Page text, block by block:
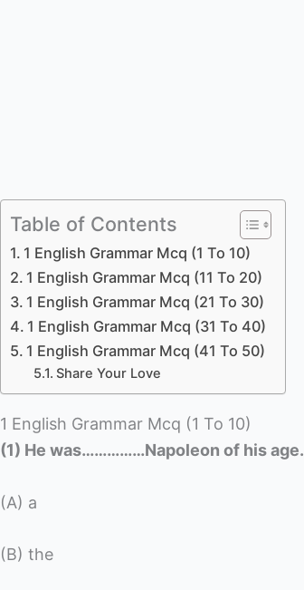
Table of Contents
1 English Grammar Mcq (1 To 10)
1 English Grammar Mcq (11 To 20)
1 English Grammar Mcq (21 To 30)
1 English Grammar Mcq (31 To 40)
1 English Grammar Mcq (41 To 50)
Share Your Love
1 English Grammar Mcq (1 To 10)
(1) He was……………Napoleon of his age.
(A) a
(B) the